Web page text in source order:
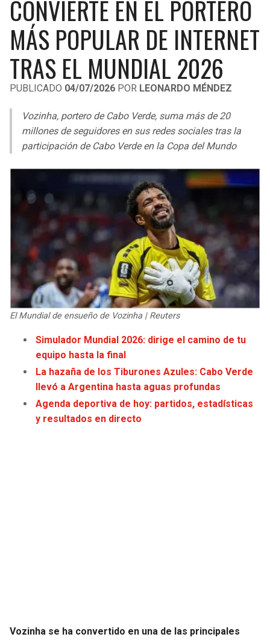
LIGA DE EXPANSIÓN MX
LEAGUES CUP
UEFA EUROPA LEAGUE
UEFA CONFERENCE LEAGUE
MLS
COPA LIBERTADORES
COPA SUDAMERICANA
LIGA BETPLAY
OTRAS LIGAS
RAIDERS
CHARGERS
RAVENS
BENGALS
TEXANS
COLTS
JAGUARS
TITANS
COWBOYS
GIANTS
EAGLES
CAVALIERS
PISTONS
PACERS
MAGIC
WIZARDS
WARRIORS
CLIPPERS
LAKERS
SUNS
CONVIERTE EN EL PORTERO
MÁS POPULAR DE INTERNET
TRAS EL MUNDIAL 2026
PUBLICADO 04/07/2026 POR LEONARDO MÉNDEZ
Vozinha, portero de Cabo Verde, suma más de 20
millones de seguidores en sus redes sociales tras la
participación de Cabo Verde en la Copa del Mundo
El Mundial de ensueño de Vozinha | Reuters
Simulador Mundial 2026: dirige el camino de tu
equipo hasta la final
La hazaña de los Tiburones Azules: Cabo Verde
llevó a Argentina hasta aguas profundas
Agenda deportiva de hoy: partidos, estadísticas
y resultados en directo
Vozinha se ha convertido en una de las principales